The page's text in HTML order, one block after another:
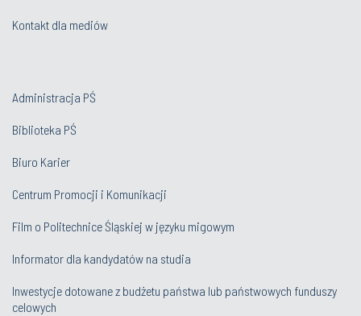
Kontakt dla mediów
Administracja PŚ
Biblioteka PŚ
Biuro Karier
Centrum Promocji i Komunikacji
Film o Politechnice Śląskiej w języku migowym
Informator dla kandydatów na studia
Inwestycje dotowane z budżetu państwa lub państwowych funduszy
celowych